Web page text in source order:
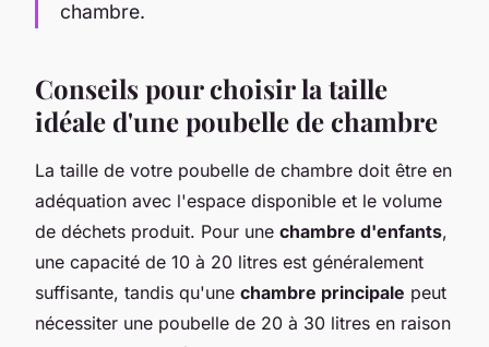
chambre.
Conseils pour choisir la taille
idéale d'une poubelle de chambre
La taille de votre poubelle de chambre doit être en
adéquation avec l'espace disponible et le volume
de déchets produit. Pour une chambre d'enfants,
une capacité de 10 à 20 litres est généralement
suffisante, tandis qu'une chambre principale peut
nécessiter une poubelle de 20 à 30 litres en raison